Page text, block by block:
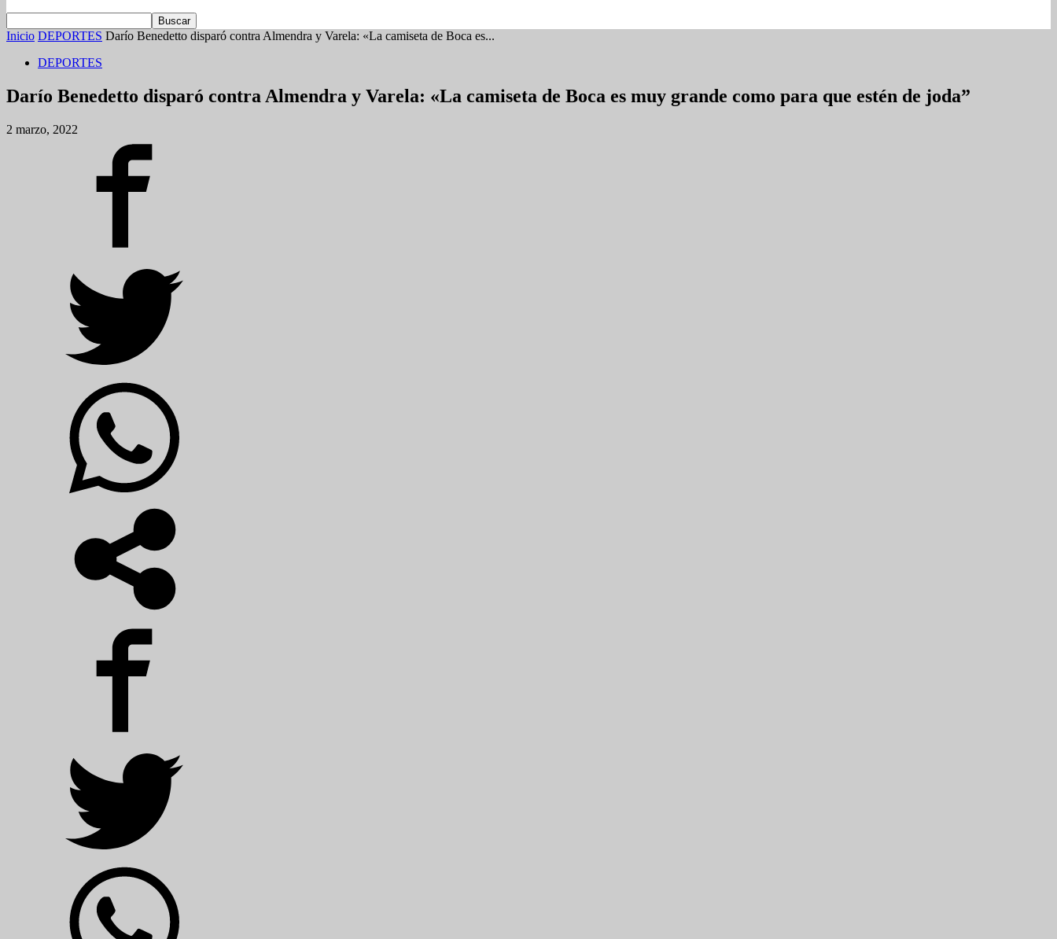
Inicio DEPORTES Darío Benedetto disparó contra Almendra y Varela: «La camiseta de Boca es...
DEPORTES
Darío Benedetto disparó contra Almendra y Varela: «La camiseta de Boca es muy grande como para que estén de joda”
2 marzo, 2022